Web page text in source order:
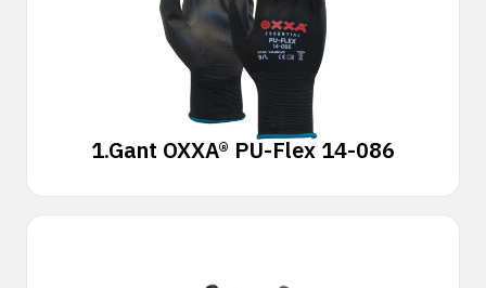
1.Gant OXXA® PU-Flex 14-086